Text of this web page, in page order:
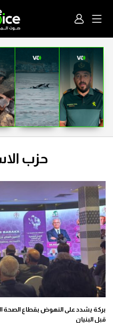
حزب
بركة يشدد على النهوض بقطاع الصحة
قبل البنيان